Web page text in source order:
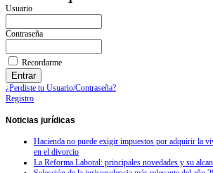
Usuario
Contraseña
Recordarme
¿Perdiste tu Usuario/Contraseña?
Registro
Noticias jurídicas
Hacienda no puede exigir impuestos por adquirir la
en el divorcio
La Reforma Laboral: principales novedades y su